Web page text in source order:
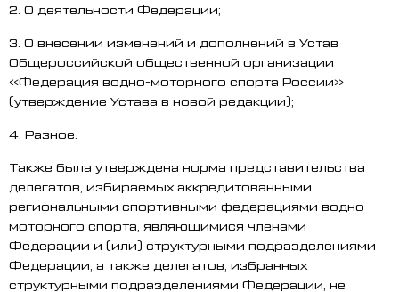
2. О деятельности Федерации;
3. О внесении изменений и дополнений в Устав
Общероссийской общественной организации
«Федерация водно-моторного спорта России»
(утверждение Устава в новой редакции);
4. Разное.
Также была утверждена норма представительства
делегатов, избираемых аккредитованными
региональными спортивными федерациями водно-
моторного спорта, являющимися членами
Федерации и (или) структурными подразделениями
Федерации, а также делегатов, избранных
структурными подразделениями Федерации, не